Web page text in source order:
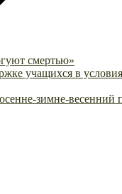
смертью»
учащихся в
зимне-весенний